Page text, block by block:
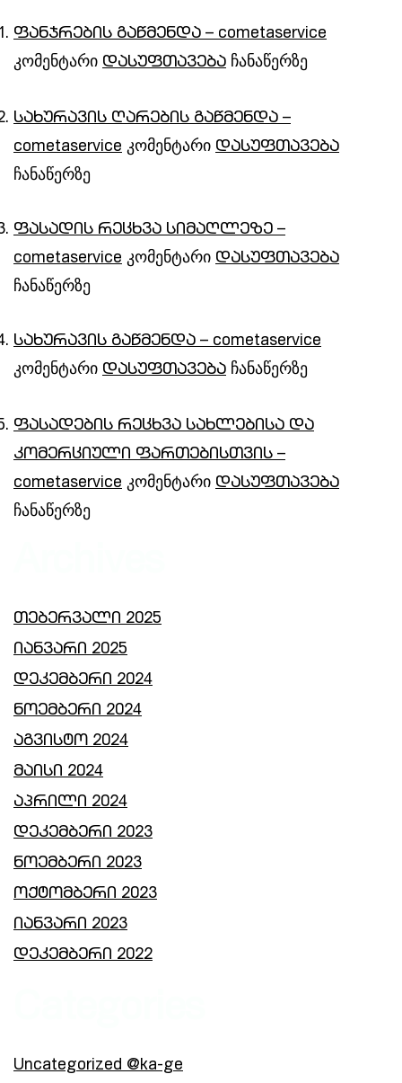
ფანჯრების გაწმენდა – cometaservice
კომენტარი დასუფთავება ჩანაწერზე
სახურავის ღარების გაწმენდა –
cometaservice კომენტარი დასუფთავება
ჩანაწერზე
ფასადის რეცხვა სიმაღლეზე –
cometaservice კომენტარი დასუფთავება
ჩანაწერზე
სახურავის გაწმენდა – cometaservice
კომენტარი დასუფთავება ჩანაწერზე
ფასადების რეცხვა სახლებისა და
კომერციული ფართებისთვის –
cometaservice კომენტარი დასუფთავება
ჩანაწერზე
თებერვალი 2025
იანვარი 2025
დეკემბერი 2024
ნოემბერი 2024
აგვისტო 2024
მაისი 2024
აპრილი 2024
დეკემბერი 2023
ნოემბერი 2023
ოქტომბერი 2023
იანვარი 2023
დეკემბერი 2022
Uncategorized @ka-ge